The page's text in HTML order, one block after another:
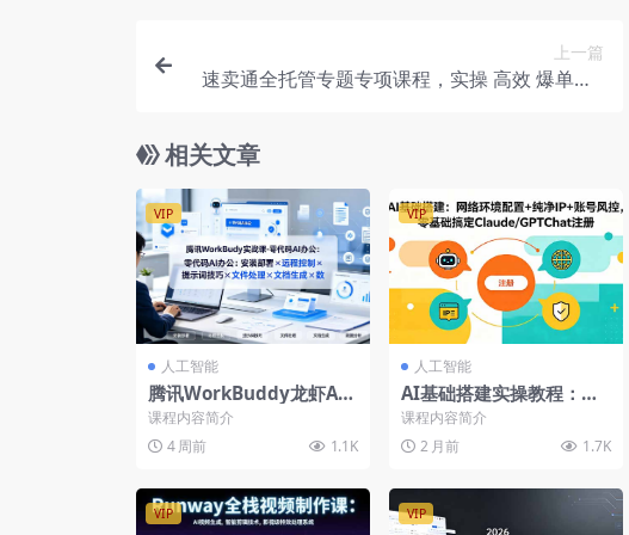
上一篇
速卖通全托管专题专项课程，实操 高效 爆单（1
相关文章
VIP
人工智能
腾讯WorkBuddy龙虾AI
办公实战，安装部署任务
管理远程控制文件处理
课程内容简介
4 周前
1.1K
VIP
人工智能
AI基础搭建实操教程：网
络环境配置+跨境支付+账
号注册，零基础搞定Clau
de/GPT注册
课程内容简介
2 月前
1.7K
VIP VIP